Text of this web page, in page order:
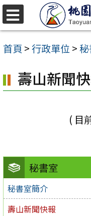
跳
至
主
內
容
首頁 >行政單位 >
秘書室
秘書室簡介
壽山新聞快報
壽山新聞
( 目
選
單